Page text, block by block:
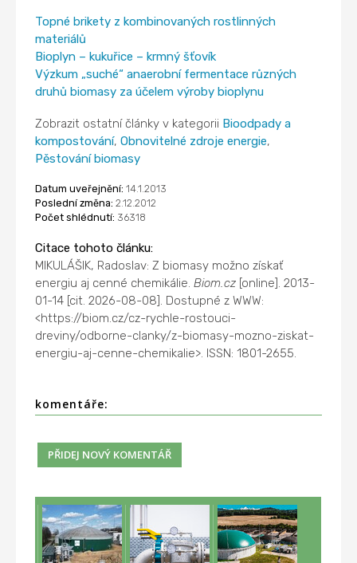
Topné brikety z kombinovaných rostlinných
materiálů
Bioplyn – kukuřice – krmný šťovík
Výzkum „suché“ anaerobní fermentace různých
druhů biomasy za účelem výroby bioplynu
Zobrazit ostatní články v kategorii Bioodpady a
kompostování,Obnovitelné zdroje energie,
Pěstování biomasy
Datum uveřejnění: 14.1.2013
Poslední změna: 2.12.2012
Počet shlédnutí: 36318
Citace tohoto článku:
MIKULÁŠIK, Radoslav: Z biomasy možno získať
energiu aj cenné chemikálie.Biom.cz [online]. 2013-
01-14 [cit. 2026-08-08]. Dostupné z WWW:
<https://biom.cz/cz-rychle-rostouci-
dreviny/odborne-clanky/z-biomasy-mozno-ziskat-
energiu-aj-cenne-chemikalie>. ISSN: 1801-2655.
komentáře: